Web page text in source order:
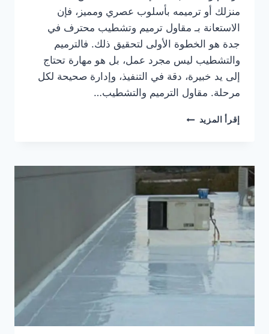
منزلك أو ترميمه بأسلوب عصري ومميز، فإن
الاستعانة بـ مقاول ترميم وتشطيب محترف في
جدة هو الخطوة الأولى لتحقيق ذلك. فالترميم
والتشطيب ليس مجرد عمل، بل هو مهارة تحتاج
إلى يد خبيرة، دقة في التنفيذ، وإدارة صحيحة لكل
مرحلة. مقاول الترميم والتشطيب…
إقرأ المزيد ترميم
مقاول
ترميم
وتشطيب
جده
ترميمات
0536399425